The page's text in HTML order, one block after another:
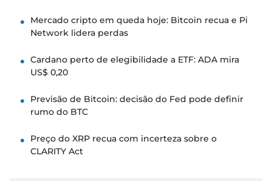
Mercado cripto em queda hoje: Bitcoin recua e Pi
Network lidera perdas
Cardano perto de elegibilidade a ETF: ADA mira
US$ 0,20
Previsão de Bitcoin: decisão do Fed pode definir
rumo do BTC
Preço do XRP recua com incerteza sobre o
CLARITY Act